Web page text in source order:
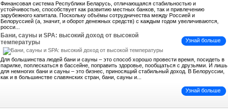
Финансовая система Республики Беларусь, отличающаяся стабильностью и
устойчивостью, способствует как развитию местных банков, так и привлечению
зарубежного капитала. Поскольку объёмы сотрудничества между Россией и
Белоруссией (а, значит, и оборот денежных средств) с каждым годом увеличиваются,
росси...
Узнай больше
Бани, сауны и SPA: высокий доход от высокой
температуры
Для большинства людей бани и сауны – это способ хорошо провести время, посидеть в
парилке, поплескаться в бассейне, поправить здоровье, пообщаться с друзьями. И лишь
для немногих бани и сауны – это бизнес, приносящий стабильный доход. В Белоруссии,
как и в большинстве славянских стран, бани, сауны и...
Узнай больше